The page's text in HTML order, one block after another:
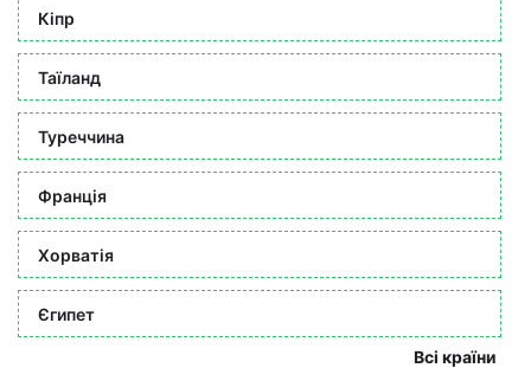
Кіпр
Таїланд
Туреччина
Франція
Хорватія
Єгипет
Всі країни